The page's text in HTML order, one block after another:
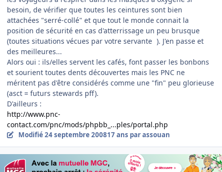
besoin, de vérifier que toutes les ceintures sont bien
attachées "serré-collé" et que tout le monde connait la
position de sécurité en cas d'atterrissage un peu brusque
(toutes situations vécues par votre servante ). J'en passe et
des meilleures...
Alors oui : ils/elles servent les cafés, font passer les bonbons
et sourient toutes dents découvertes mais les PNC ne
méritent pas d'être considérés comme une "fin" peu glorieuse
(asct = futurs stewards pff).
D'ailleurs :
http://www.pnc-
contact.com/pnc/mods/phpbb_...ples/portal.php
Modifié24 septembre 200817 ans par assouan